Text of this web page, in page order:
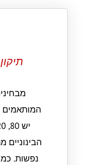
המותאמים
נפשות.